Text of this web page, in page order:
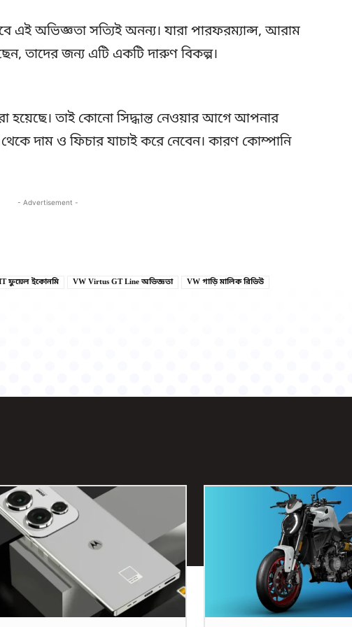
এই অভিজ্ঞতা সত্যিই অনন্য। যারা পারফরম্যান্স, আরাম
তাদের জন্য এটি একটি দারুণ বিকল্প।
হয়েছে। তাই কোনো সিদ্ধান্ত নেওয়ার আগে আপনার
দাম ও ফিচার যাচাই করে নেবেন। কারণ কোম্পানি
- Advertisement -
ফুয়েল ইকোনমি VW Virtus GT Line অভিজ্ঞতা
VW গাড়ি মালিক রিভিউ